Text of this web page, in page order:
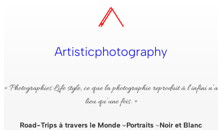
Artisticphotography
« Photographies Life style, ce que la photographie reproduit à l’infini n’a
lieu qu’une fois. »
Road-Trips à travers le Monde Portraits Noir et Blanc